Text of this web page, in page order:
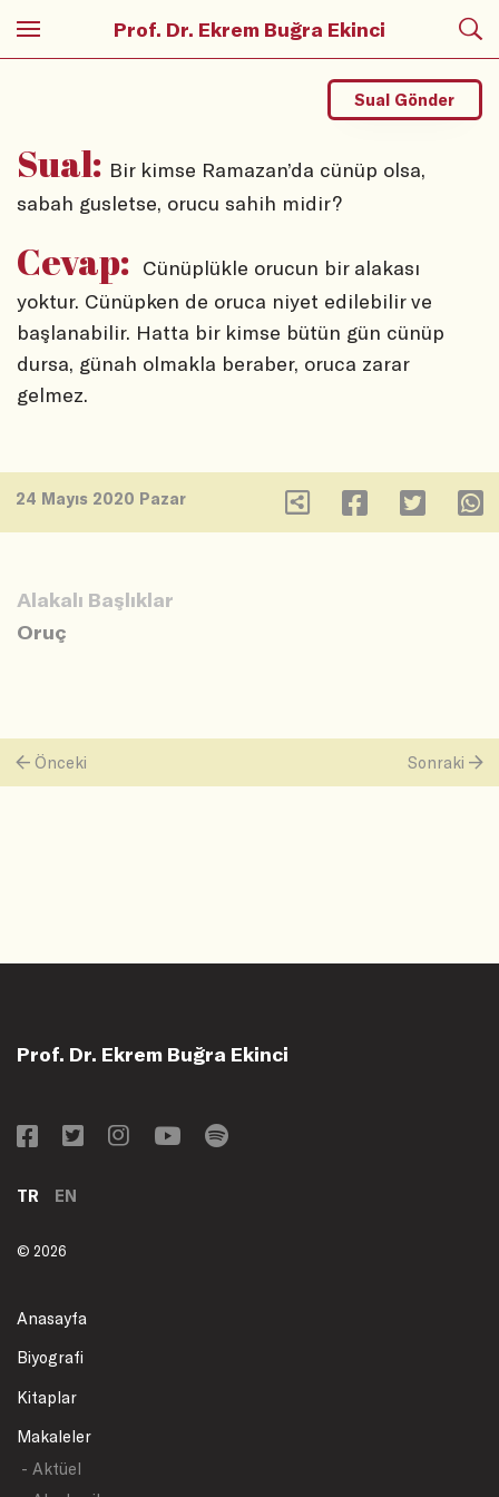
Prof. Dr. Ekrem Buğra Ekinci
Sual: Bir kimse Ramazan’da cünüp olsa,
sabah gusletse, orucu sahih midir?
Sual Gönder
Cevap: Cünüplükle orucun bir alakası
yoktur. Cünüpken de oruca niyet edilebilir ve
başlanabilir. Hatta bir kimse bütün gün cünüp
dursa, günah olmakla beraber, oruca zarar
gelmez.
24 Mayıs 2020 Pazar
Alakalı Başlıklar
Oruç
Önceki Sonraki
Prof. Dr. Ekrem Buğra Ekinci
TR EN
© 2026
Anasayfa
Biyografi
Kitaplar
Makaleler
- Aktüel